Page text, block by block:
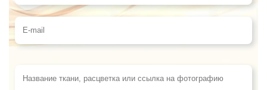
Телефон
E-mail